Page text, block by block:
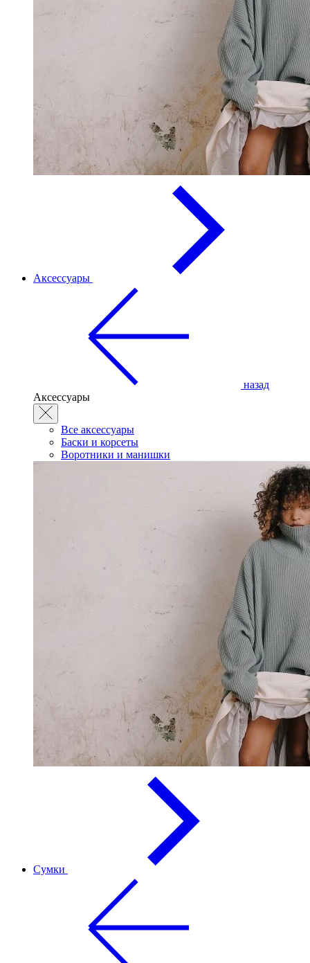
Аксессуары
назад
Аксессуары
Все аксессуары
Баски и корсеты
Воротники и манишки
Сумки